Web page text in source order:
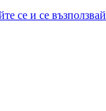
се и се